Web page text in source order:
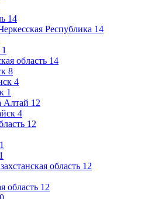
14
Республика 14
1
область 14
8
4
1
Алтай 12
4
12
1
1
область 12
область 12